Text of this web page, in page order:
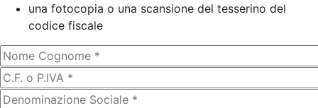
una fotocopia o una scansione del tesserino del
codice fiscale